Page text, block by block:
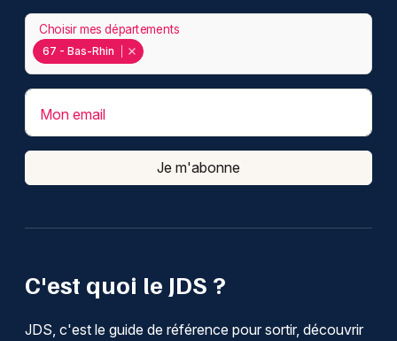
C'est quoi le JDS ?
JDS, c'est le guide de référence pour sortir, découvrir
67 - Bas-Rhin
Choisir mes départements
Mon email
Je m'abonne